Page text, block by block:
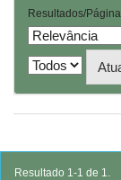
Resultados/Página
Resultado 1-1 de 1.